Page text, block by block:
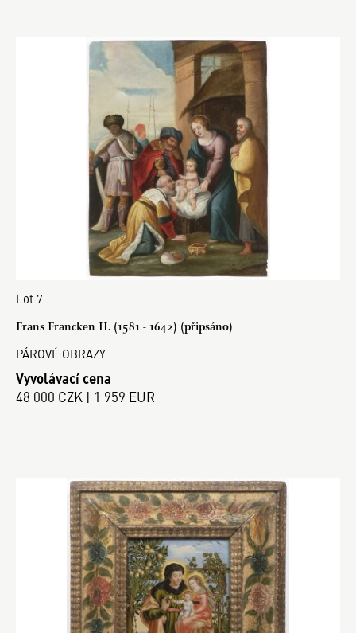
Lot 7
Frans Francken II. (1581 - 1642) (připsáno)
PÁROVÉ OBRAZY
Vyvolávací cena
48 000 CZK | 1 959 EUR